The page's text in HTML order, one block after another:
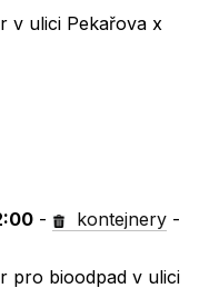
v ulici Pekařova x
- kontejnery -
pro bioodpad v ulici